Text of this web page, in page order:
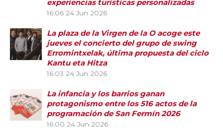
experiencias turísticas personalizadas
16:06 24 Jun 2026
La plaza de la Virgen de la O acoge este
jueves el concierto del grupo de swing
Erromintxelak, última propuesta del ciclo
Kantu eta Hitza
16:03 24 Jun 2026
La infancia y los barrios ganan
protagonismo entre los 516 actos de la
programación de San Fermín 2026
16:00 24 Jun 2026